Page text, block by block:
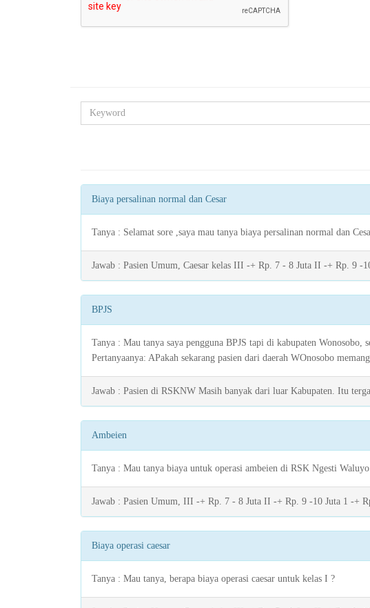
Biaya persalinan normal dan Cesar
Tanya : Selamat sore ,saya mau tanya biaya persalinan normal dan
Jawab : Pasien Umum, Caesar kelas III -+ Rp. 7 - 8 Juta II -+ Rp. 9 -
BPJS
Tanya : Mau tanya saya pengguna BPJS tapi di kabupaten
Pertanyaanya: APakah sekarang pasien dari daerah WOnosobo
Jawab : Pasien di RSKNW Masih banyak dari luar Kabupaten. Itu
Ambeien
Tanya : Mau tanya biaya untuk operasi ambeien di RSK Ngesti Waluyo
Jawab : Pasien Umum, III -+ Rp. 7 - 8 Juta II -+ Rp. 9 -10 Juta 1 -+
Biaya operasi caesar
Tanya : Mau tanya, berapa biaya operasi caesar untuk kelas I ?